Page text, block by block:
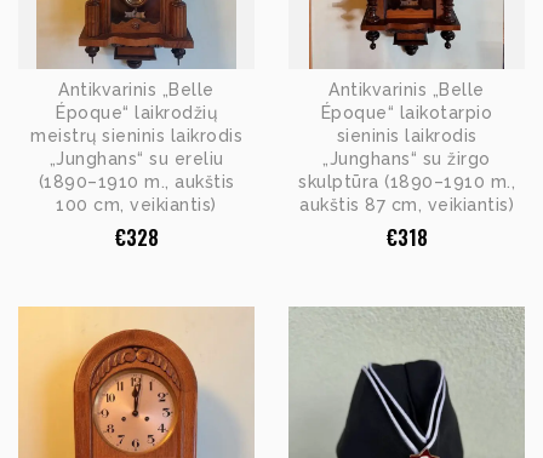
Antikvarinis „Belle
Époque“ laikrodžių
meistrų sieninis laikrodis
„Junghans“ su ereliu
(1890–1910 m., aukštis
100 cm, veikiantis)
€328
Antikvarinis „Belle
Époque“ laikotarpio
sieninis laikrodis
„Junghans“ su žirgo
skulptūra (1890–1910 m.,
aukštis 87 cm, veikiantis)
€318